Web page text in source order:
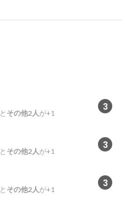
3
と その他2人が+1
3
と その他2人が+1
3
と その他2人が+1